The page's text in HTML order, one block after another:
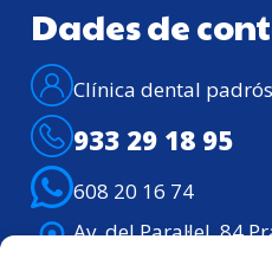
Dades de
Clínica dental padrós
933 29 18 95
608 20 16 74
Av. del Paral·lel, 84